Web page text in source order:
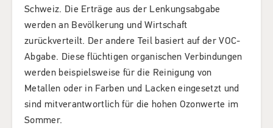
Schweiz. Die Erträge aus der Lenkungsabgabe
werden an Bevölkerung und Wirtschaft
zurückverteilt. Der andere Teil basiert auf der VOC-
Abgabe. Diese flüchtigen organischen Verbindungen
werden beispielsweise für die Reinigung von
Metallen oder in Farben und Lacken eingesetzt und
sind mitverantwortlich für die hohen Ozonwerte im
Sommer.